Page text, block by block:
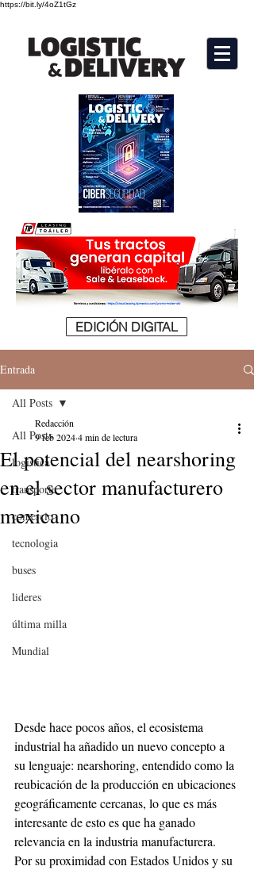
https://bit.ly/4oZ1tGz
EDICIÓN DIGITAL
Entrada
All Posts
logistica
transporte
comercio
tecnologia
buses
lideres
última milla
Mundial
All Posts
El potencial del nearshoring
en el sector manufacturero
mexicano
Redacción
9 feb 20244 min de lectura
Desde hace pocos años, el ecosistema
industrial ha añadido un nuevo concepto a
su lenguaje: nearshoring, entendido como la
reubicación de la producción en ubicaciones
geográficamente cercanas, lo que es más
interesante de esto es que ha ganado
relevancia en la industria manufacturera.
Por su proximidad con Estados Unidos y su